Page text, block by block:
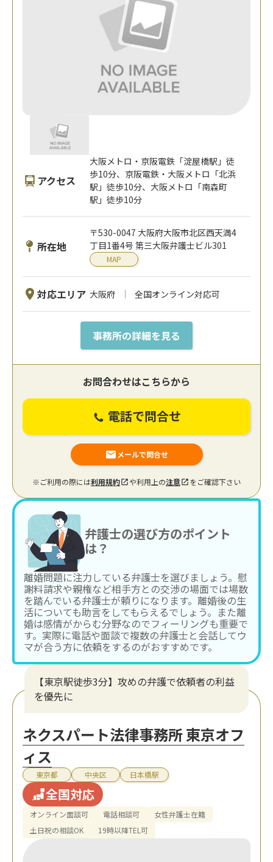
アクセス
大阪メトロ・京阪電鉄「淀屋橋駅」徒
歩10分、京阪電鉄・大阪メトロ「北浜
駅」徒歩10分、大阪メトロ「南森町
駅」徒歩10分
所在地
〒530-0047 大阪府大阪市北区西天満4
丁目1番4号 第三大阪弁護士ビル301
MAP
対応エリア 大阪府 全国オンライン対応可
事務所の詳細を見る
お問合わせはこちらから
電話で問合せ
メールで問合せ
※ご利用の際には利用規約 や利用上の注意 をご確認下さい
弁護士の選び方のポイント
は？
離婚問題に注力している弁護士を選びましょう。慰
謝料請求や親権など相手方との交渉の場面では場数
を踏んでいる弁護士が頼りになります。離婚後の生
活についても助言をしてもらえるでしょう。また離
婚は感情がからむ分野なのでフィーリングも重要で
す。実際に電話や面談で複数の弁護士と会話してウ
マが合う方に依頼をするのがおすすめです。
【東京駅徒歩3分】攻めの弁護で依頼者の利益
を優先に
ネクスパート法律事務所 東京オフ
ィス
東京都 中央区 日本橋駅
全国対応
オンライン面談可 電話相談可
女性弁護士在籍
土日祝の相談OK
19時以降TEL可